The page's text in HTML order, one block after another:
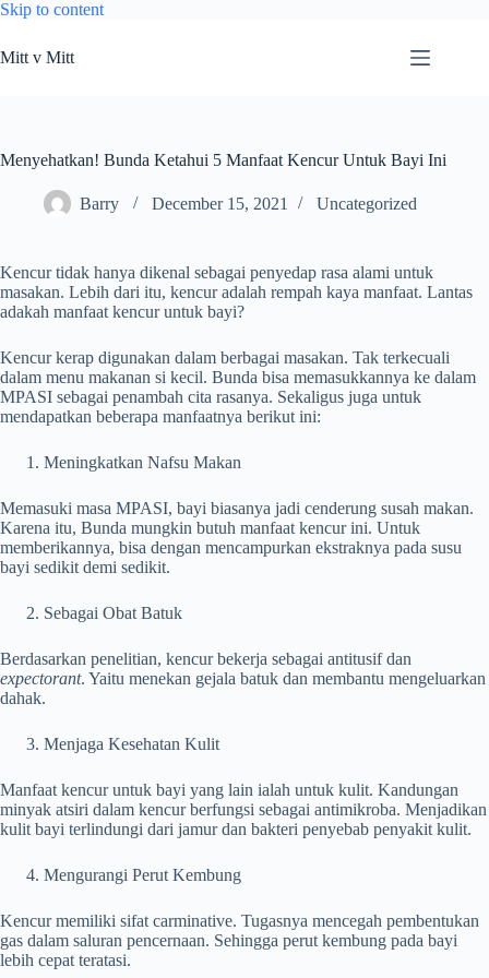
Skip to content
Mitt v Mitt
Menyehatkan! Bunda Ketahui 5 Manfaat Kencur Untuk Bayi Ini
Barry December 15, 2021 Uncategorized
Kencur tidak hanya dikenal sebagai penyedap rasa alami untuk
masakan. Lebih dari itu, kencur adalah rempah kaya manfaat. Lantas
adakah manfaat kencur untuk bayi?
Kencur kerap digunakan dalam berbagai masakan. Tak terkecuali
dalam menu makanan si kecil. Bunda bisa memasukkannya ke dalam
MPASI sebagai penambah cita rasanya. Sekaligus juga untuk
mendapatkan beberapa manfaatnya berikut ini:
Meningkatkan Nafsu Makan
Memasuki masa MPASI, bayi biasanya jadi cenderung susah makan.
Karena itu, Bunda mungkin butuh manfaat kencur ini. Untuk
memberikannya, bisa dengan mencampurkan ekstraknya pada susu
bayi sedikit demi sedikit.
Sebagai Obat Batuk
Berdasarkan penelitian, kencur bekerja sebagai antitusif dan
expectorant. Yaitu menekan gejala batuk dan membantu mengeluarkan
dahak.
Menjaga Kesehatan Kulit
Manfaat kencur untuk bayi yang lain ialah untuk kulit. Kandungan
minyak atsiri dalam kencur berfungsi sebagai antimikroba. Menjadikan
kulit bayi terlindungi dari jamur dan bakteri penyebab penyakit kulit.
Mengurangi Perut Kembung
Kencur memiliki sifat carminative. Tugasnya mencegah pembentukan
gas dalam saluran pencernaan. Sehingga perut kembung pada bayi
lebih cepat teratasi.